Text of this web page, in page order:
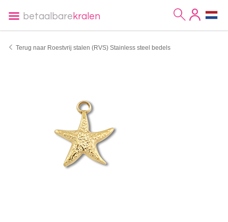
betaalbare kralen
Terug naar Roestvrij stalen (RVS) Stainless steel bedels